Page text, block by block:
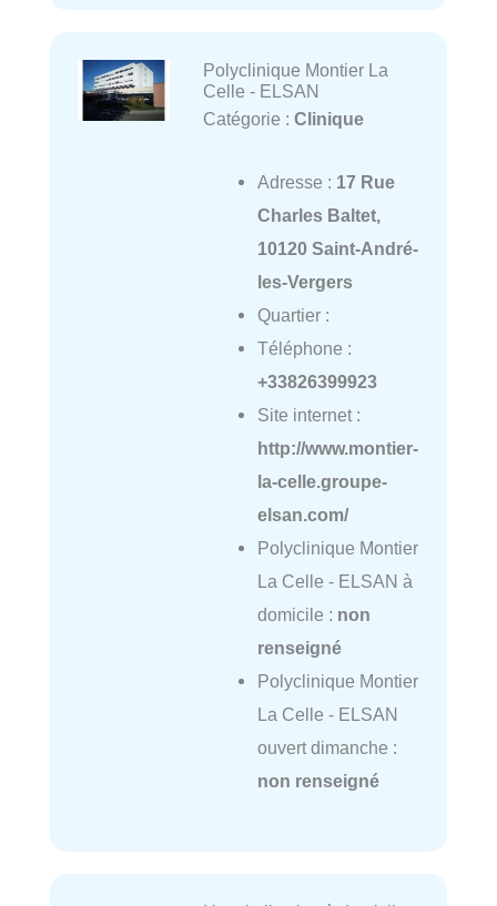
Polyclinique Montier La
Celle - ELSAN
Catégorie : Clinique
Adresse : 17 Rue
Charles Baltet,
10120 Saint-André-
les-Vergers
Quartier :
Téléphone :
+33826399923
Site internet :
http://www.montier-
la-celle.groupe-
elsan.com/
Polyclinique Montier
La Celle - ELSAN à
domicile : non
renseigné
Polyclinique Montier
La Celle - ELSAN
ouvert dimanche :
non renseigné